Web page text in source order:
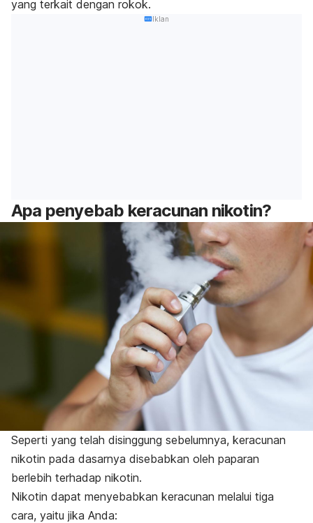
yang terkait dengan rokok.
Iklan
Apa penyebab keracunan nikotin?
Seperti yang telah disinggung sebelumnya, keracunan
nikotin pada dasarnya disebabkan oleh paparan
berlebih terhadap nikotin.
Nikotin dapat menyebabkan keracunan melalui tiga
cara, yaitu jika Anda: